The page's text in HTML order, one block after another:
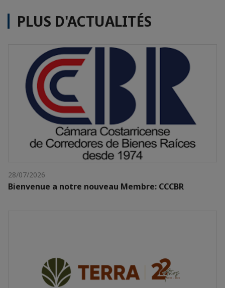
PLUS D'ACTUALITÉS
28/07/2026
Bienvenue a notre nouveau Membre: CCCBR